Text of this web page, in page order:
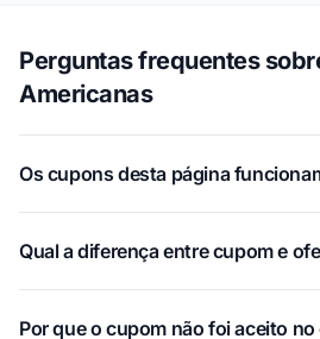
Perguntas frequentes
Americanas
Os cupons desta página
Qual a diferença entre cupom e
Por que o cupom não foi aceito